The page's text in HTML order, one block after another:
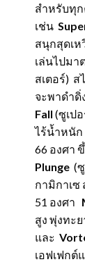
สำหรับทุก
เช่น
สนุกสุดเห
เล่นไปมา
สเตอร์) ส
จะพาดำดิ่
Fall (ซูเป
ไร้น้ำหนัก
66 องศา
Plunge (
กามิกาเ
51 องศา
สูง พุ่งทะ
และ
เอฟเฟกต์